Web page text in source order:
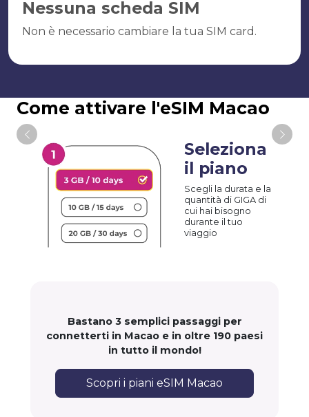
Nessuna scheda SIM
Non è necessario cambiare la tua SIM card.
Come attivare l'eSIM Macao
Seleziona
il piano
Scegli la durata e la
quantità di GIGA di
cui hai bisogno
durante il tuo
viaggio
Bastano 3 semplici passaggi per
connetterti in Macao e in oltre 190 paesi
in tutto il mondo!
Scopri i piani eSIM Macao